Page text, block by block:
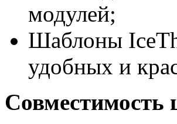
модулей;
Шаблоны
удобных и
Совместимость